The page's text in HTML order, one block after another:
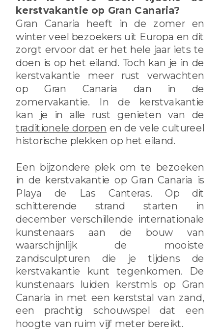
kerstvakantie op Gran Canaria?
Gran Canaria heeft in de zomer en
winter veel bezoekers uit Europa en dit
zorgt ervoor dat er het hele jaar iets te
doen is op het eiland. Toch kan je in de
kerstvakantie meer rust verwachten
op Gran Canaria dan in de
zomervakantie. In de kerstvakantie
kan je in alle rust genieten van de
traditionele dorpen en de vele cultureel
historische plekken op het eiland.
Een bijzondere plek om te bezoeken
in de kerstvakantie op Gran Canaria is
Playa de Las Canteras. Op dit
schitterende strand starten in
december verschillende internationale
kunstenaars aan de bouw van
waarschijnlijk de mooiste
zandsculpturen die je tijdens de
kerstvakantie kunt tegenkomen. De
kunstenaars luiden kerstmis op Gran
Canaria in met een kerststal van zand,
een prachtig schouwspel dat een
hoogte van ruim vijf meter bereikt.